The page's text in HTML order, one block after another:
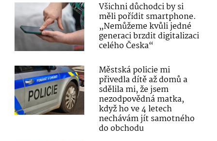
Všichni důchodci by si
měli pořídit smartphone.
„Nemůžeme kvůli jedné
generaci brzdit digitalizaci
celého Česka“
Městská policie mi
přivedla dítě až domů a
sdělila mi, že jsem
nezodpovědná matka,
když ho ve 4 letech
nechávám jít samotného
do obchodu